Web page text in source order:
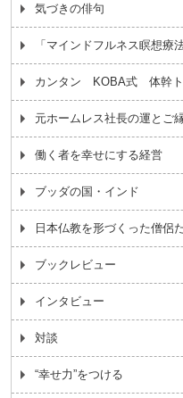
気づきの俳句
「マインドフルネス瞑想療
カンタン KOBA式 体幹ト
元ホームレス社長の運とご
働く者を幸せにする経営
ブッダの国・インド
日本仏教を形づくった僧侶
ブックレビュー
インタビュー
対談
“幸せ力”をつける